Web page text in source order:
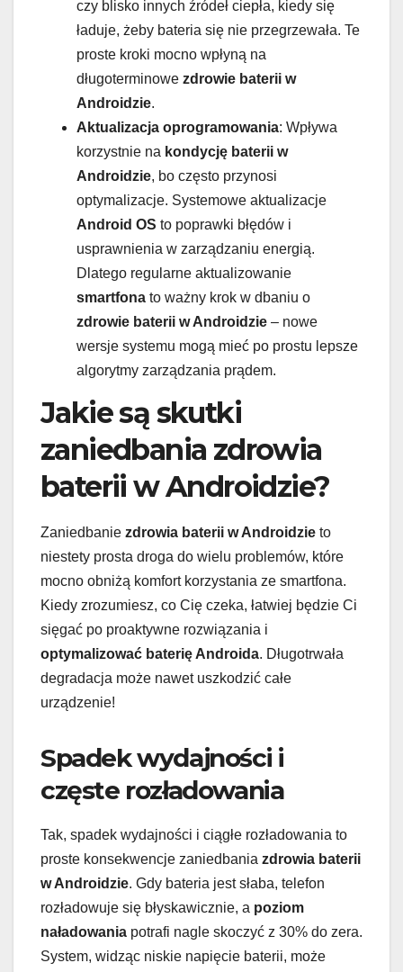
czy blisko innych źródeł ciepła, kiedy się
ładuje, żeby bateria się nie przegrzewała. Te
proste kroki mocno wpłyną na
długoterminowe zdrowie baterii w
Androidzie.
Aktualizacja oprogramowania: Wpływa
korzystnie na kondycję baterii w
Androidzie, bo często przynosi
optymalizacje. Systemowe aktualizacje
Android OS to poprawki błędów i
usprawnienia w zarządzaniu energią.
Dlatego regularne aktualizowanie
smartfona to ważny krok w dbaniu o
zdrowie baterii w Androidzie – nowe
wersje systemu mogą mieć po prostu lepsze
algorytmy zarządzania prądem.
Jakie są skutki
zaniedbania zdrowia
baterii w Androidzie?
Zaniedbanie zdrowia baterii w Androidzie to
niestety prosta droga do wielu problemów, które
mocno obniżą komfort korzystania ze smartfona.
Kiedy zrozumiesz, co Cię czeka, łatwiej będzie Ci
sięgać po proaktywne rozwiązania i
optymalizować baterię Androida. Długotrwała
degradacja może nawet uszkodzić całe
urządzenie!
Spadek wydajności i
częste rozładowania
Tak, spadek wydajności i ciągłe rozładowania to
proste konsekwencje zaniedbania zdrowia baterii
w Androidzie. Gdy bateria jest słaba, telefon
rozładowuje się błyskawicznie, a poziom
naładowania potrafi nagle skoczyć z 30% do zera.
System, widząc niskie napięcie baterii, może